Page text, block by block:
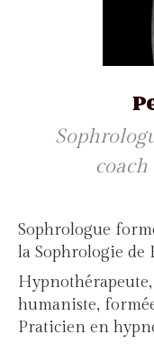
Sophrologue
la Sophrologie de
humaniste,
Praticien en